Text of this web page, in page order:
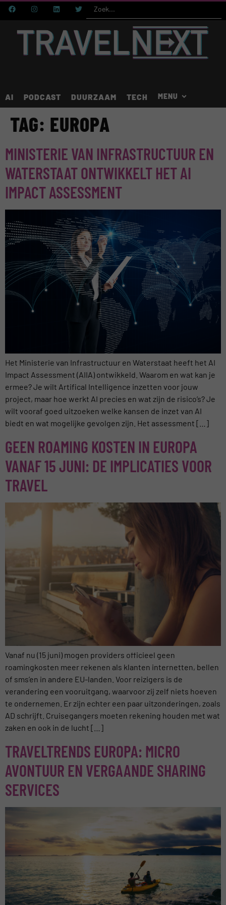
AI PODCAST DUURZAAM TECH
TAG: EUROPA
MINISTERIE VAN INFRASTRUCTUUR EN
WATERSTAAT ONTWIKKELT HET AI
IMPACT ASSESSMENT
Het Ministerie van Infrastructuur en Waterstaat heeft het AI
Impact Assessment (AIIA) ontwikkeld. Waarom en wat kan je
ermee? Je wilt Artifical Intelligence inzetten voor jouw
project, maar hoe werkt AI precies en wat zijn de risico’s? Je
wilt vooraf goed uitzoeken welke kansen de inzet van AI
biedt en wat mogelijke gevolgen zijn. Het assessment […]
GEEN ROAMING KOSTEN IN EUROPA
VANAF 15 JUNI: DE IMPLICATIES VOOR
TRAVEL
Vanaf nu (15 juni) mogen providers officieel geen
roamingkosten meer rekenen als klanten internetten, bellen
of sms’en in andere EU-landen. Voor reizigers is de
verandering een vooruitgang, waarvoor zij zelf niets hoeven
te ondernemen. Er zijn echter een paar uitzonderingen, zoals
AD schrijft. Cruisegangers moeten rekening houden met wat
zaken en ook in de lucht […]
TRAVELTRENDS EUROPA: MICRO
AVONTUUR EN VERGAANDE SHARING
SERVICES